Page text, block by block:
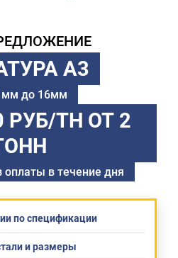
А3
мм до 16мм
РУБ/ТН ОТ 2
оплаты в течение дня
по спецификации
и размеры